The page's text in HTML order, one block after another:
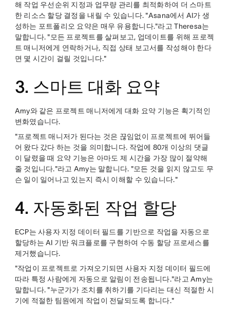
해 작업 우선순위 지정과 업무량 관리를 최적화하여 더 스마트
한 리소스 할당 결정을 내릴 수 있습니다. "Asana에서 AI가 생
성하는 포트폴리오 요약은 매우 유용합니다."라고 Theresa는
말합니다. "모든 프로젝트를 살펴보고, 업데이트를 위해 프로젝
트 매니저에게 연락하거나, 직접 상태 보고서를 작성해야 한다
면 몇 시간이 걸릴 것입니다."
3. 스마트 대화 요약
Amy와 같은 프로젝트 매니저에게 대화 요약 기능은 획기적인
변화였습니다.
"프로젝트 매니저가 된다는 것은 끊임없이 프로젝트에 뛰어들
어 왔다 갔다 하는 것을 의미합니다. 작업에 80개 이상의 댓글
이 달렸을 때 요약 기능은 아마도 제 시간을 가장 많이 절약해
줄 것입니다."라고 Amy는 말합니다. "모든 것을 읽지 않고도 무
슨 일이 일어나고 있는지 즉시 이해할 수 있습니다."
4. 자동화된 작업 할당
ECP는 사용자 지정 데이터 필드를 기반으로 작업을 자동으로
할당하는 AI 기반 워크플로를 구현하여 수동 할당 프로세스를
제거했습니다.
"작업이 프로젝트로 가져오기되면 사용자 지정 데이터 필드에
따라 특정 사람에게 자동으로 알림이 전송됩니다."라고 Amy는
말합니다. "누군가가 조치를 취하기를 기다리는 대신 적절한 시
기에 적절한 팀원에게 작업이 전달되도록 합니다."